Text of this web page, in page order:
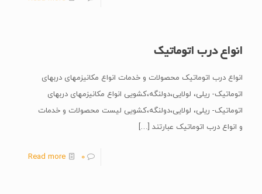
انواع درب اتوماتیک
انواع درب اتوماتیک محصولات و خدمات انواع مکانیزمهای دربهای
اتوماتیک- ریلی، لولایی،دولنگه،کشویی انواع مکانیزمهای دربهای
اتوماتیک- ریلی، لولایی،دولنگه،کشویی لیست محصولات و خدمات
و انواع درب اتوماتیک عبارتند […]
0
Read more